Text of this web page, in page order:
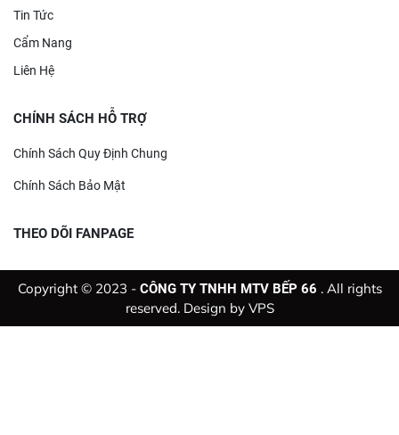
Tin Tức
Cẩm Nang
Liên Hệ
CHÍNH SÁCH HỖ TRỢ
Chính Sách Quy Định Chung
Chính Sách Bảo Mật
THEO DÕI FANPAGE
Copyright © 2023 - CÔNG TY TNHH MTV BẾP 66 . All rights
reserved. Design by VPS